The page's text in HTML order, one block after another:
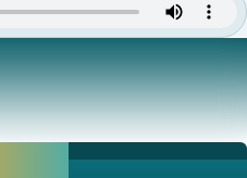
aórticos, particularmente a
da or